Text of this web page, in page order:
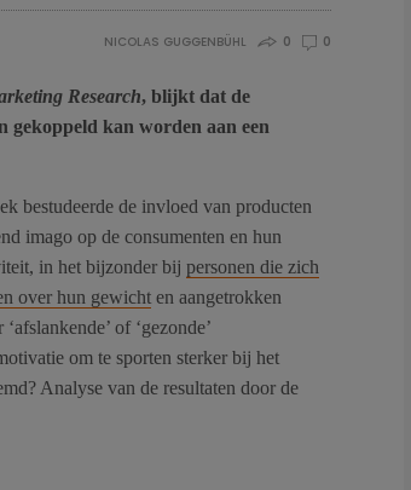
NICOLAS GUGGENBÜHL 0 0
Research, blijkt dat de
gekoppeld kan worden aan een
bestudeerde de invloed van producten
imago op de consumenten en hun
in het bijzonder bij personen die zich
over hun gewicht en aangetrokken
of ‘gezonde’
om te sporten sterker bij het
Analyse van de resultaten door de